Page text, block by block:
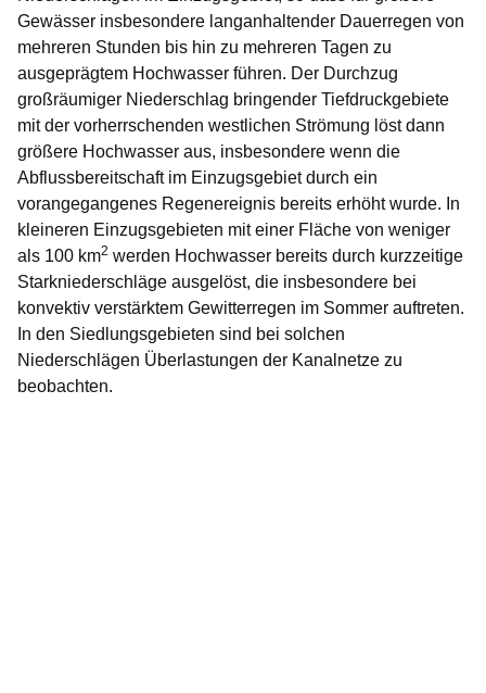
Gewässer insbesondere langanhaltender Dauerregen von
mehreren Stunden bis hin zu mehreren Tagen zu
ausgeprägtem Hochwasser führen. Der Durchzug
großräumiger Niederschlag bringender Tiefdruckgebiete
mit der vorherrschenden westlichen Strömung löst dann
größere Hochwasser aus, insbesondere wenn die
Abflussbereitschaft im Einzugsgebiet durch ein
vorangegangenes Regenereignis bereits erhöht wurde. In
kleineren Einzugsgebieten mit einer Fläche von weniger
als 100 km2 werden Hochwasser bereits durch kurzzeitige
Starkniederschläge ausgelöst, die insbesondere bei
konvektiv verstärktem Gewitterregen im Sommer auftreten.
In den Siedlungsgebieten sind bei solchen
Niederschlägen Überlastungen der Kanalnetze zu
beobachten.